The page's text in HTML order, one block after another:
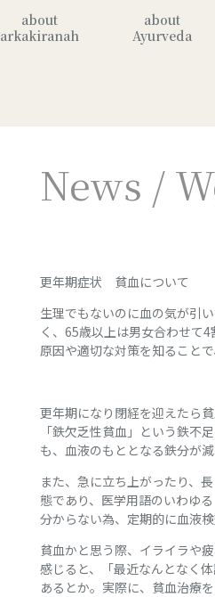
about
arkakiranah
about
Ayurveda
News /
更年期症状 貧血について
生理でもないのに血の気が引
く、65歳以上は男女合わせて
原因や適切な対策を知ること
更年期になり閉経を迎えたら
「鉄欠乏性貧血」という鉄不
も、血液のもととなる鉄分が
また、急に立ち上がったり、
態であり、医学用語のいわゆ
分からない為、定期的に血液
貧血かと思う際、イライラや
感じると、「最近なんとなく
あるとか。実際に、貧血治療